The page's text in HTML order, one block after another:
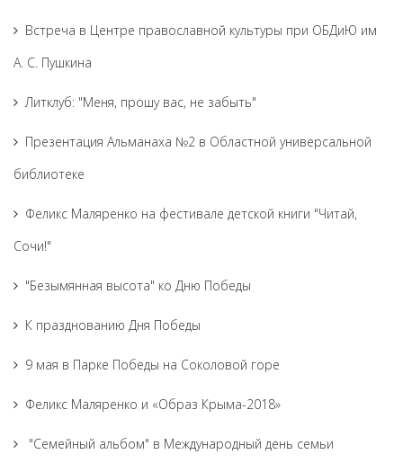
Встреча в Центре православной культуры при ОБДиЮ им
А. С. Пушкина
Литклуб: "Меня, прошу вас, не забыть"
Презентация Альманаха №2 в Областной универсальной
библиотеке
Феликс Маляренко на фестивале детской книги "Читай,
Сочи!"
"Безымянная высота" ко Дню Победы
К празднованию Дня Победы
9 мая в Парке Победы на Соколовой горе
Феликс Маляренко и «Образ Крыма-2018»
"Семейный альбом" в Международный день семьи